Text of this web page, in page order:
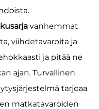
vanhemmat
viihdetavaroita ja
ja pitää ne
ajan. Turvallinen
tarjoaa
matkatavaroiden